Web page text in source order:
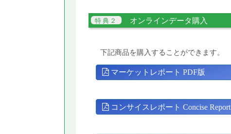
オンラインデータ購入
下記商品を購入することができます。
マーケットレポート PDF版
コンサイスレポート Concise Report